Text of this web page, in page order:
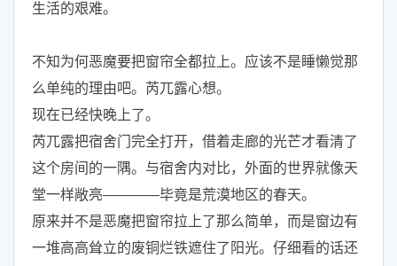
生活的艰难。
不知为何恶魔要把窗帘全都拉上。应该不是睡懒觉那
么单纯的理由吧。芮兀露心想。
现在已经快晚上了。
芮兀露把宿舍门完全打开，借着走廊的光芒才看清了
这个房间的一隅。与宿舍内对比，外面的世界就像天
堂一样敞亮————毕竟是荒漠地区的春天。
原来并不是恶魔把窗帘拉上了那么简单，而是窗边有
一堆高高耸立的废铜烂铁遮住了阳光。仔细看的话还